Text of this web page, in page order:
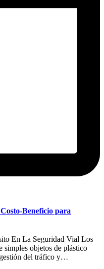
Beneficio para
En La Seguridad Vial Los
simples objetos de plástico
del tráfico y…